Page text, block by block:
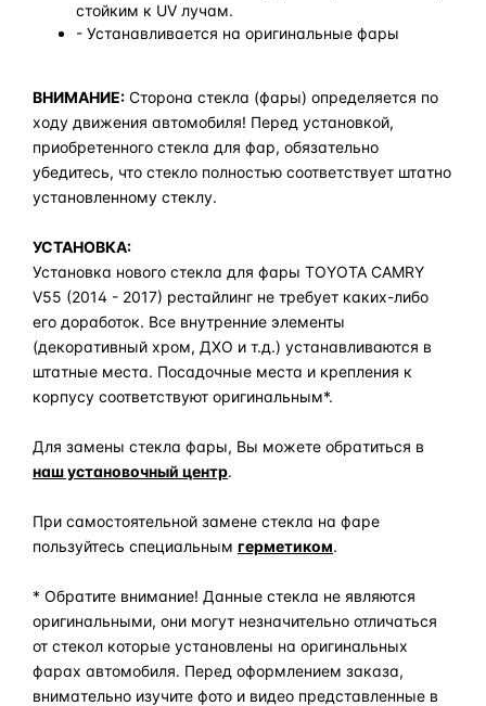
стойким к UV лучам.
- Устанавливается на оригинальные фары
ВНИМАНИЕ: Сторона стекла (фары) определяется по
ходу движения автомобиля! Перед установкой,
приобретенного стекла для фар, обязательно
убедитесь, что стекло полностью соответствует штатно
установленному стеклу.
УСТАНОВКА:
Установка нового стекла для фары TOYOTA CAMRY
V55 (2014 - 2017) рестайлинг не требует каких-либо
его доработок. Все внутренние элементы
(декоративный хром, ДХО и т.д.) устанавливаются в
штатные места. Посадочные места и крепления к
корпусу соответствуют оригинальным*.
Для замены стекла фары, Вы можете обратиться в
наш установочный центр.
При самостоятельной замене стекла на фаре
пользуйтесь специальным герметиком.
* Обратите внимание! Данные стекла не являются
оригинальными, они могут незначительно отличаться
от стекол которые установлены на оригинальных
фарах автомобиля. Перед оформлением заказа,
внимательно изучите фото и видео представленные в